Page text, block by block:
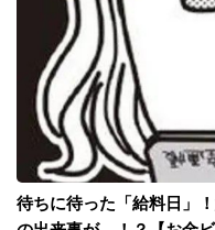
待ちに待った「給料日」